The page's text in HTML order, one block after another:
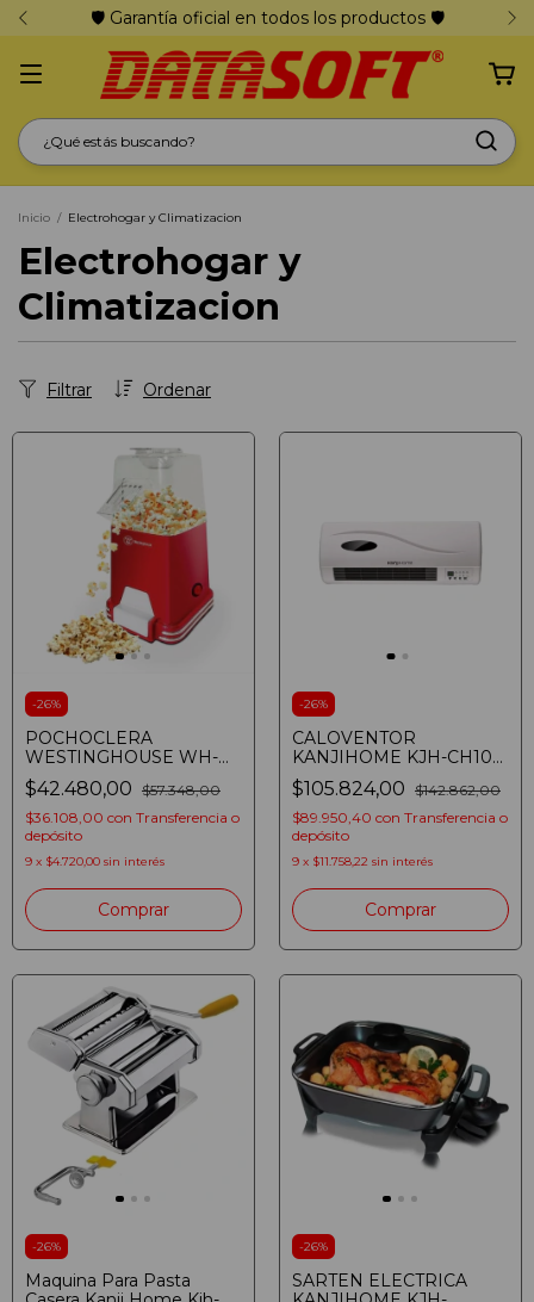
🛡️ Garantía oficial en todos los productos 🛡️
Inicio / Electrohogar y Climatizacion
Electrohogar y
Climatizacion
Ordenar
Filtrar
-26%
POCHOCLERA
WESTINGHOUSE WH-
PM1200L-01
(4895091300919)
$42.480,00 $57.348,00
$36.108,00 con Transferencia o
depósito
9 x $4.720,00 sin interés
Comprar
-26%
CALOVENTOR
KANJIHOME KJH-CH105
SPLIT
$105.824,00 $142.862,00
$89.950,40 con Transferencia o
depósito
9 x $11.758,22 sin interés
-26%
Maquina Para Pasta
-26%
SARTEN ELECTRICA